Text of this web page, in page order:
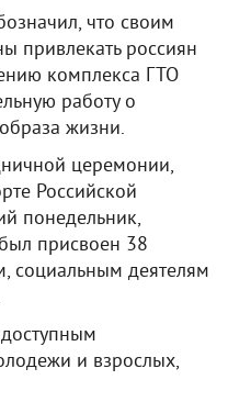
что своим
привлекать россиян
комплекса ГТО
работу о
жизни.
церемонии,
Российской
понедельник,
был присвоен 38
социальным деятелям
и взрослых,